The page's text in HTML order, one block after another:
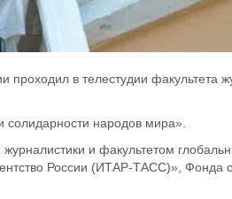
в телестудии факультета
народов мира».
и факультетом
России (ИТАР-ТАСС)», Фонда